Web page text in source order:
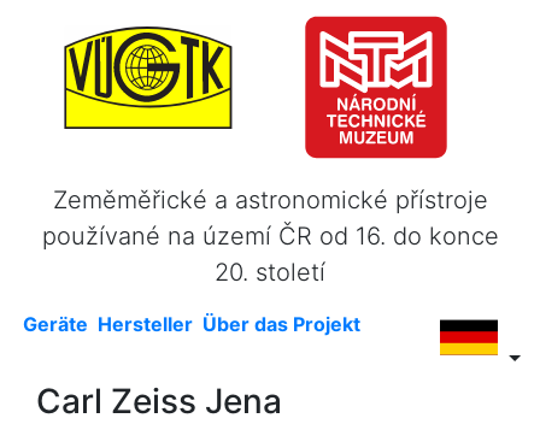
Zeměměřické a astronomické přístroje
používané na území ČR od 16. do konce
20. století
Geräte Hersteller Über das Projekt
Carl Zeiss Jena